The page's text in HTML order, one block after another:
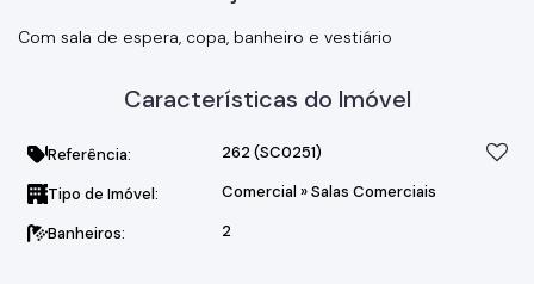
Com sala de espera, copa, banheiro e vestiário
Características do Imóvel
Referência: 262 (SC0251)
Tipo de Imóvel: Comercial »Salas Comerciais
Banheiros: 2